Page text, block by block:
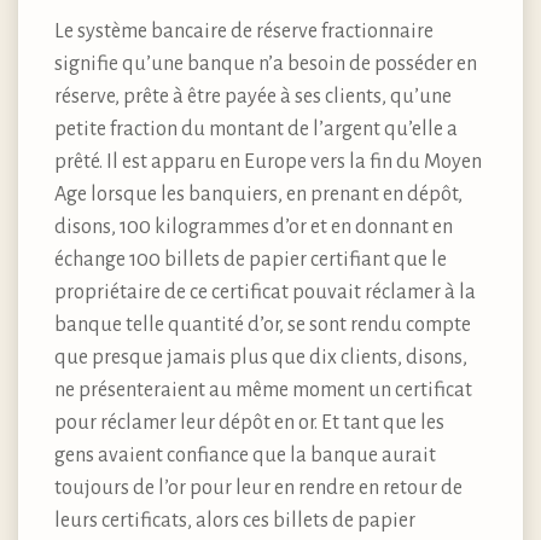
Le système bancaire de réserve fractionnaire
signifie qu’une banque n’a besoin de posséder en
réserve, prête à être payée à ses clients, qu’une
petite fraction du montant de l’argent qu’elle a
prêté. Il est apparu en Europe vers la fin du Moyen
Age lorsque les banquiers, en prenant en dépôt,
disons, 100 kilogrammes d’or et en donnant en
échange 100 billets de papier certifiant que le
propriétaire de ce certificat pouvait réclamer à la
banque telle quantité d’or, se sont rendu compte
que presque jamais plus que dix clients, disons,
ne présenteraient au même moment un certificat
pour réclamer leur dépôt en or. Et tant que les
gens avaient confiance que la banque aurait
toujours de l’or pour leur en rendre en retour de
leurs certificats, alors ces billets de papier